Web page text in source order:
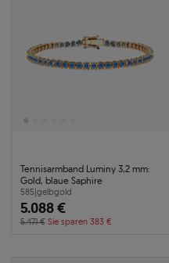
Tennisarmband Luminy 3,2 mm:
Gold, blaue Saphire
585|gelbgold
5.088 €
5.471 € Sie sparen 383 €